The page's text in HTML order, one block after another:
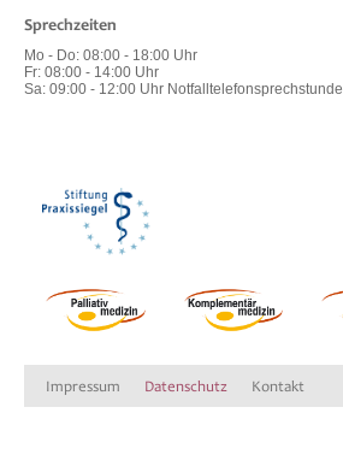
Sprechzeiten
Mo - Do: 08:00 - 18:00 Uhr
Fr: 08:00 - 14:00 Uhr
Sa: 09:00 - 12:00 Uhr Notfalltelefonsprechstunde
Impressum Datenschutz Kontakt